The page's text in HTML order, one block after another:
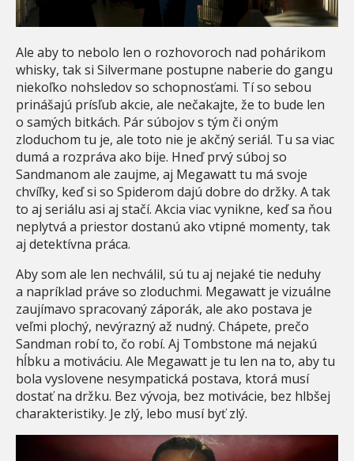
Ale aby to nebolo len o rozhovoroch nad pohárikom
whisky, tak si Silvermane postupne naberie do gangu
niekoľko nohsledov so schopnosťami. Tí so sebou
prinášajú prísľub akcie, ale nečakajte, že to bude len
o samých bitkách. Pár súbojov s tým či oným
zloduchom tu je, ale toto nie je akčný seriál. Tu sa viac
dumá a rozpráva ako bije. Hneď prvý súboj so
Sandmanom ale zaujme, aj Megawatt tu má svoje
chvíľky, keď si so Spiderom dajú dobre do držky. A tak
to aj seriálu asi aj stačí. Akcia viac vynikne, keď sa ňou
neplytvá a priestor dostanú ako vtipné momenty, tak
aj detektívna práca.
Aby som ale len nechválil, sú tu aj nejaké tie neduhy
a napríklad práve so zloduchmi. Megawatt je vizuálne
zaujímavo spracovaný záporák, ale ako postava je
veľmi plochý, nevýrazný až nudný. Chápete, prečo
Sandman robí to, čo robí. Aj Tombstone má nejakú
hĺbku a motiváciu. Ale Megawatt je tu len na to, aby tu
bola vyslovene nesympatická postava, ktorá musí
dostať na držku. Bez vývoja, bez motivácie, bez hlbšej
charakteristiky. Je zlý, lebo musí byť zlý.